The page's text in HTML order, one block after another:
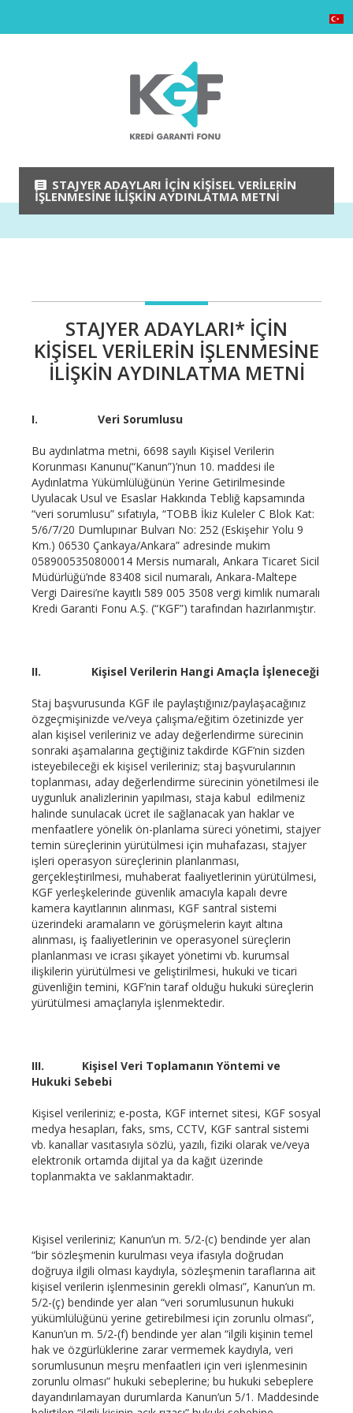
STAJYER ADAYLARI İÇIN KIŞISEL VERILERIN
İŞLENMESINE İLIŞKIN AYDINLATMA METNI
STAJYER ADAYLARI* İÇIN
KIŞISEL VERILERIN İŞLENMESINE
İLIŞKIN AYDINLATMA METNI
I. Veri Sorumlusu
Bu aydınlatma metni, 6698 sayılı Kişisel Verilerin
Korunması Kanunu(“Kanun”)’nun 10. maddesi ile
Aydınlatma Yükümlülüğünün Yerine Getirilmesinde
Uyulacak Usul ve Esaslar Hakkında Tebliğ kapsamında
“veri sorumlusu” sıfatıyla, “TOBB İkiz Kuleler C Blok Kat:
5/6/7/20 Dumlupınar Bulvarı No: 252 (Eskişehir Yolu 9
Km.) 06530 Çankaya/Ankara” adresinde mukim
0589005350800014 Mersis numaralı, Ankara Ticaret Sicil
Müdürlüğü’nde 83408 sicil numaralı, Ankara-Maltepe
Vergi Dairesi’ne kayıtlı 589 005 3508 vergi kimlik numaralı
Kredi Garanti Fonu A.Ş. (“KGF”) tarafından hazırlanmıştır.
II. Kişisel Verilerin Hangi Amaçla İşleneceği
Staj başvurusunda KGF ile paylaştığınız/paylaşacağınız
özgeçmişinizde ve/veya çalışma/eğitim özetinizde yer
alan kişisel verileriniz ve aday değerlendirme sürecinin
sonraki aşamalarına geçtiğiniz takdirde KGF’nin sizden
isteyebileceği ek kişisel verileriniz; staj başvurularının
toplanması, aday değerlendirme sürecinin yönetilmesi ile
uygunluk analizlerinin yapılması, staja kabul edilmeniz
halinde sunulacak ücret ile sağlanacak yan haklar ve
menfaatlere yönelik ön-planlama süreci yönetimi, stajyer
temin süreçlerinin yürütülmesi için muhafazası, stajyer
işleri operasyon süreçlerinin planlanması,
gerçekleştirilmesi, muhaberat faaliyetlerinin yürütülmesi,
KGF yerleşkelerinde güvenlik amacıyla kapalı devre
kamera kayıtlarının alınması, KGF santral sistemi
üzerindeki aramaların ve görüşmelerin kayıt altına
alınması, iş faaliyetlerinin ve operasyonel süreçlerin
planlanması ve icrası şikayet yönetimi vb. kurumsal
ilişkilerin yürütülmesi ve geliştirilmesi, hukuki ve ticari
güvenliğin temini, KGF’nin taraf olduğu hukuki süreçlerin
yürütülmesi amaçlarıyla işlenmektedir.
III. Kişisel Veri Toplamanın Yöntemi ve
Hukuki Sebebi
Kişisel verileriniz; e-posta, KGF internet sitesi, KGF sosyal
medya hesapları, faks, sms, CCTV, KGF santral sistemi
vb. kanallar vasıtasıyla sözlü, yazılı, fiziki olarak ve/veya
elektronik ortamda dijital ya da kağıt üzerinde
toplanmakta ve saklanmaktadır.
Kişisel verileriniz; Kanun’un m. 5/2-(c) bendinde yer alan
“bir sözleşmenin kurulması veya ifasıyla doğrudan
doğruya ilgili olması kaydıyla, sözleşmenin taraflarına ait
kişisel verilerin işlenmesinin gerekli olması”, Kanun’un m.
5/2-(ç) bendinde yer alan “veri sorumlusunun hukuki
yükümlülüğünü yerine getirebilmesi için zorunlu olması”,
Kanun’un m. 5/2-(f) bendinde yer alan “ilgili kişinin temel
hak ve özgürlüklerine zarar vermemek kaydıyla, veri
sorumlusunun meşru menfaatleri için veri işlenmesinin
zorunlu olması” hukuki sebeplerine; bu hukuki sebeplere
dayandırılamayan durumlarda Kanun’un 5/1. Maddesinde